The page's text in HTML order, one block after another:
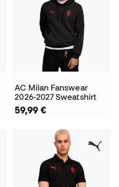
AC Milan Fanswear
2026-2027 Sweatshirt
59,99 €